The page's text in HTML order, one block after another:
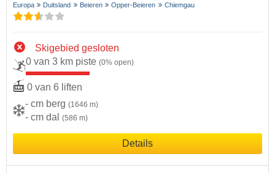
Europa Duitsland Beieren Opper-Beieren Chiemgau
Skigebied gesloten
0 van 3 km piste (0% open)
0 van 6 liften
- cm berg (1646 m)
- cm dal (586 m)
Details